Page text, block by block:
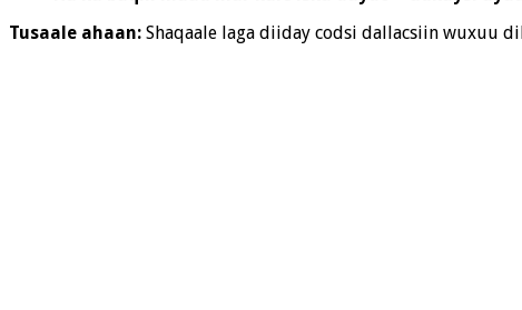
Tusaale ahaan: Shaqaale laga diiday codsi dallacsiin wuxuu